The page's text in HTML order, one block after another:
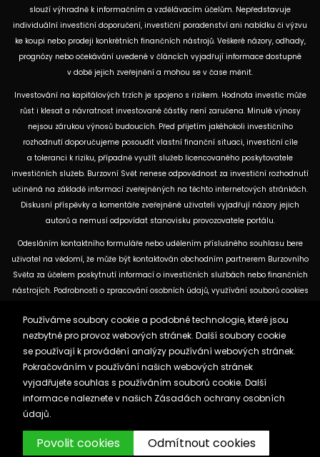
slouží výhradně k informačním a vzdělávacím účelům. Nepředstavuje
individuální investiční doporučení, investiční poradenství ani nabídku či výzvu
ke koupi nebo prodeji konkrétních finančních nástrojů. Veškeré názory, odhady,
prognózy nebo očekávání uvedené v článcích vyjadřují informace dostupné
v době jejich zveřejnění a mohou se v čase měnit.
Investování na kapitálových trzích je spojeno s rizikem. Hodnota investic může
růst i klesat a návratnost investované částky není zaručena. Minulé výnosy
nejsou zárukou výnosů budoucích. Před přijetím jakéhokoli investičního
rozhodnutí doporučujeme posoudit vlastní finanční situaci, investiční cíle
a toleranci k riziku, případně využít služeb licencovaného poskytovatele
investičních služeb. Burzovní Svět nenese odpovědnost za investiční rozhodnutí
učiněná na základě informací zveřejněných na těchto internetových stránkách.
Diskusní příspěvky a komentáře zveřejněné uživateli vyjadřují názory jejich
autorů a nemusí odpovídat stanovisku provozovatele portálu.
Odesláním kontaktního formuláře nebo udělením příslušného souhlasu bere
uživatel na vědomí, že může být kontaktován obchodním partnerem Burzovního
Světa za účelem poskytnutí informací o investičních službách nebo finančních
nástrojích. Podrobnosti o zpracování osobních údajů, využívání souborů cookies
dostupných na těchto internetových stránkách. U jednotlivých článků mohou
být uvedeny informace o použitých zdrojích, datu původní analýzy nebo datu,
ke kterému se vztahují uvedené tržní údaje.
Zásady ochrany osobních údajů a cookies
Reklama
Burzovnisvet.cz © 2026
Používáme soubory cookie a podobné technologie, které jsou
nezbytné pro provoz webových stránek. Další soubory cookie
se používají k provádění analýzy používání webových stránek.
Pokračováním v používání našich webových stránek
vyjadřujete souhlas s používáním souborů cookie. Další
informace naleznete v našich Zásadách ochrany osobních
údajů.
Povolit cookies Odmítnout cookies